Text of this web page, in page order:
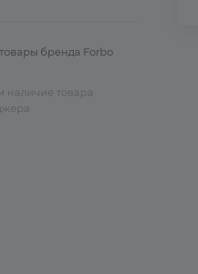
бренда Forbo
наличие товара